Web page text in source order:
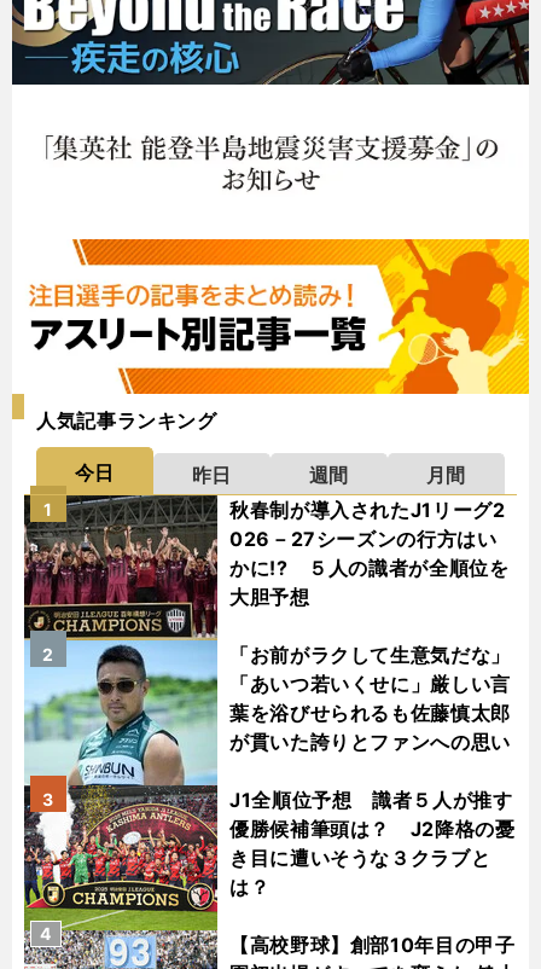
人気記事ランキング
今日 昨日 週間
月間
秋春制が導入されたJ1リーグ2
026－27シーズンの行方はい
かに!? ５人の識者が全順位を
大胆予想
1
「お前がラクして生意気だな」
「あいつ若いくせに」厳しい言
葉を浴びせられるも佐藤慎太郎
が貫いた誇りとファンへの思い
2
J1全順位予想 識者５人が推す
優勝候補筆頭は？ J2降格の憂
き目に遭いそうな３クラブと
は？
3
【高校野球】創部10年目の甲子
4